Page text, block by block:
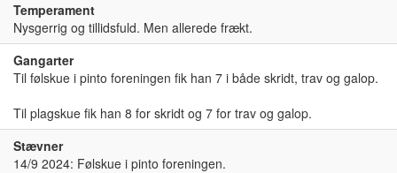
Temperament
Nysgerrig og tillidsfuld. Men allerede frækt.
Gangarter
Til følskue i pinto foreningen fik han 7 i både skridt, trav og galop.
Til plagskue fik han 8 for skridt og 7 for trav og galop.
Stævner
14/9 2024: Følskue i pinto foreningen.